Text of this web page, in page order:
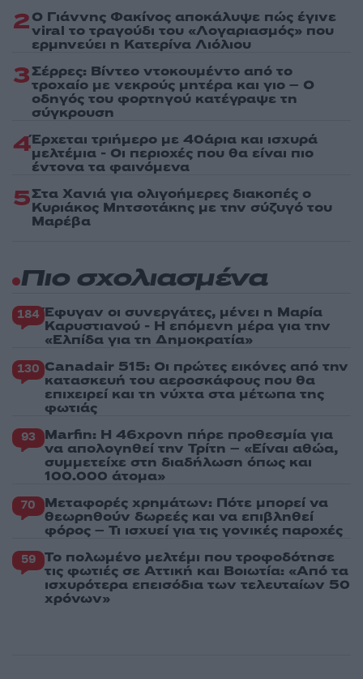
2Ο Γιάννης Φακίνος αποκάλυψε πώς έγινε
viral το τραγούδι του «Λογαριασμός» που
ερμηνεύει η Κατερίνα Λιόλιου
3Σέρρες: Βίντεο ντοκουμέντο από το
τροχαίο με νεκρούς μητέρα και γιο – Ο
οδηγός του φορτηγού κατέγραψε τη
σύγκρουση
4Έρχεται τριήμερο με 40άρια και ισχυρά
μελτέμια - Οι περιοχές που θα είναι πιο
έντονα τα φαινόμενα
5Στα Χανιά για ολιγοήμερες διακοπές ο
Κυριάκος Μητσοτάκης με την σύζυγό του
Μαρέβα
Πιο σχολιασμένα
184 Έφυγαν οι συνεργάτες, μένει η Μαρία
Καρυστιανού - Η επόμενη μέρα για την
«Ελπίδα για τη Δημοκρατία»
130 Canadair 515: Οι πρώτες εικόνες από την
κατασκευή του αεροσκάφους που θα
επιχειρεί και τη νύχτα στα μέτωπα της
φωτιάς
93 Marfin: Η 46χρονη πήρε προθεσμία για
να απολογηθεί την Τρίτη – «Είναι αθώα,
συμμετείχε στη διαδήλωση όπως και
100.000 άτομα»
70 Μεταφορές χρημάτων: Πότε μπορεί να
θεωρηθούν δωρεές και να επιβληθεί
φόρος – Τι ισχυεί για τις γονικές παροχές
59 Το πολωμένο μελτέμι που τροφοδότησε
τις φωτιές σε Αττική και Βοιωτία: «Από τα
ισχυρότερα επεισόδια των τελευταίων 50
χρόνων»